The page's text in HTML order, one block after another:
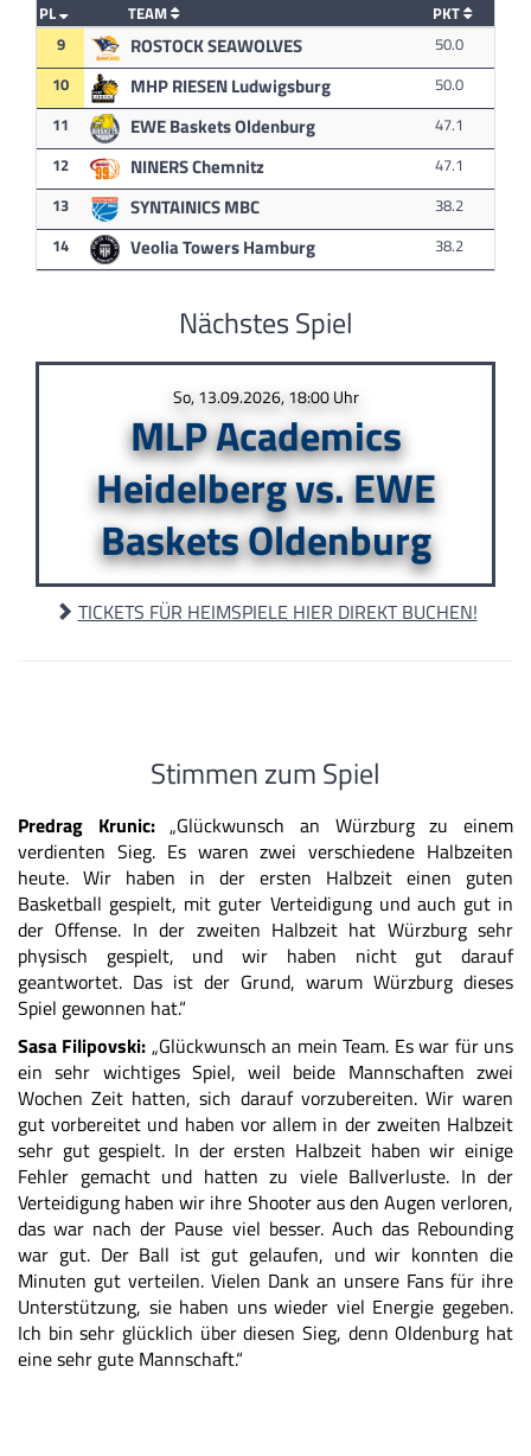
PL TEAM
PKT
9
ROSTOCK SEAWOLVES
50.0
10
MHP RIESEN Ludwigsburg
50.0
11
EWE Baskets Oldenburg
47.1
12
NINERS Chemnitz
47.1
13
SYNTAINICS MBC
38.2
14
Veolia Towers Hamburg 38.2
Nächstes Spiel
So, 13.09.2026, 18:00 Uhr
MLP Academics
Heidelberg vs. EWE
Baskets Oldenburg
TICKETS FÜR HEIMSPIELE HIER DIREKT BUCHEN!
Stimmen zum Spiel
Predrag Krunic:„Glückwunsch an Würzburg zu einem
verdienten Sieg. Es waren zwei verschiedene Halbzeiten
heute. Wir haben in der ersten Halbzeit einen guten
Basketball gespielt, mit guter Verteidigung und auch gut in
der Offense. In der zweiten Halbzeit hat Würzburg sehr
physisch gespielt, und wir haben nicht gut darauf
geantwortet. Das ist der Grund, warum Würzburg dieses
Spiel gewonnen hat.“
Sasa Filipovski: „Glückwunsch an mein Team. Es war für uns
ein sehr wichtiges Spiel, weil beide Mannschaften zwei
Wochen Zeit hatten, sich darauf vorzubereiten. Wir waren
gut vorbereitet und haben vor allem in der zweiten Halbzeit
sehr gut gespielt. In der ersten Halbzeit haben wir einige
Fehler gemacht und hatten zu viele Ballverluste. In der
Verteidigung haben wir ihre Shooter aus den Augen verloren,
das war nach der Pause viel besser. Auch das Rebounding
war gut. Der Ball ist gut gelaufen, und wir konnten die
Minuten gut verteilen. Vielen Dank an unsere Fans für ihre
Unterstützung, sie haben uns wieder viel Energie gegeben.
Ich bin sehr glücklich über diesen Sieg, denn Oldenburg hat
eine sehr gute Mannschaft.“